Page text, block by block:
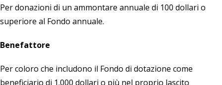
Per donazioni di un ammontare annuale di 100 dollari o
superiore al Fondo annuale.
Benefattore
Per coloro che includono il Fondo di dotazione come
beneficiario di 1.000 dollari o più nel proprio lascito